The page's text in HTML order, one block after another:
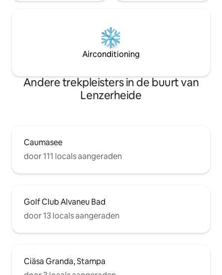
Airconditioning
Andere trekpleisters in de buurt van
Lenzerheide
Caumasee
door 111 locals aangeraden
Golf Club Alvaneu Bad
door 13 locals aangeraden
Ciäsa Granda, Stampa